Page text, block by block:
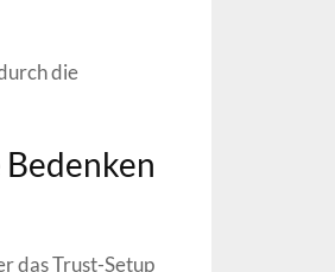
die
das Trust-Setup